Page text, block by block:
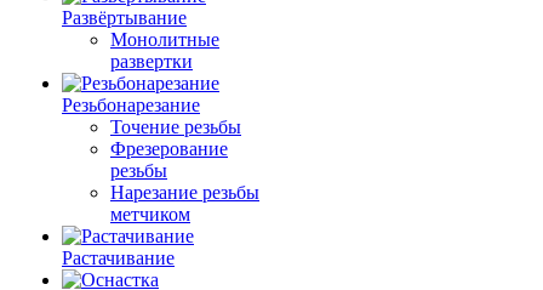
Развёртывание
Монолитные
развертки
Резьбонарезание
Точение резьбы
Фрезерование
резьбы
Нарезание резьбы
метчиком
Растачивание